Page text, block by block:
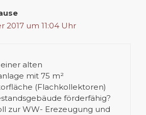
2017 um 11:04 Uhr
alten
mit 75 m²
(Flachkollektoren)
förderfähig?
zur WW- Erezeugung und